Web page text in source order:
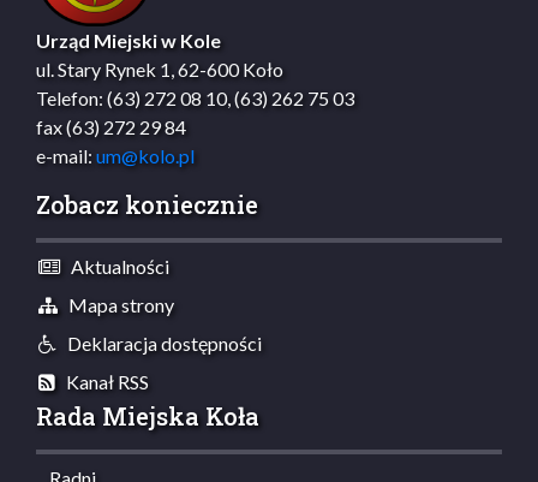
Urząd Miejski w Kole
ul. Stary Rynek 1, 62-600 Koło
Telefon: (63) 272 08 10, (63) 262 75 03
fax (63) 272 29 84
e-mail: um@kolo.pl
Zobacz koniecznie
Aktualności
Mapa strony
Deklaracja dostępności
Kanał RSS
Rada Miejska Koła